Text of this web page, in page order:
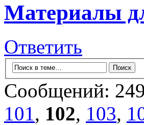
Материалы
Ответить
Сообщений:
101, 102, 103,